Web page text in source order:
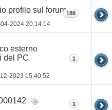
profilo sul forum
2024 20.14.14
188
esterno
del PC
2023 15.40.52
1
1